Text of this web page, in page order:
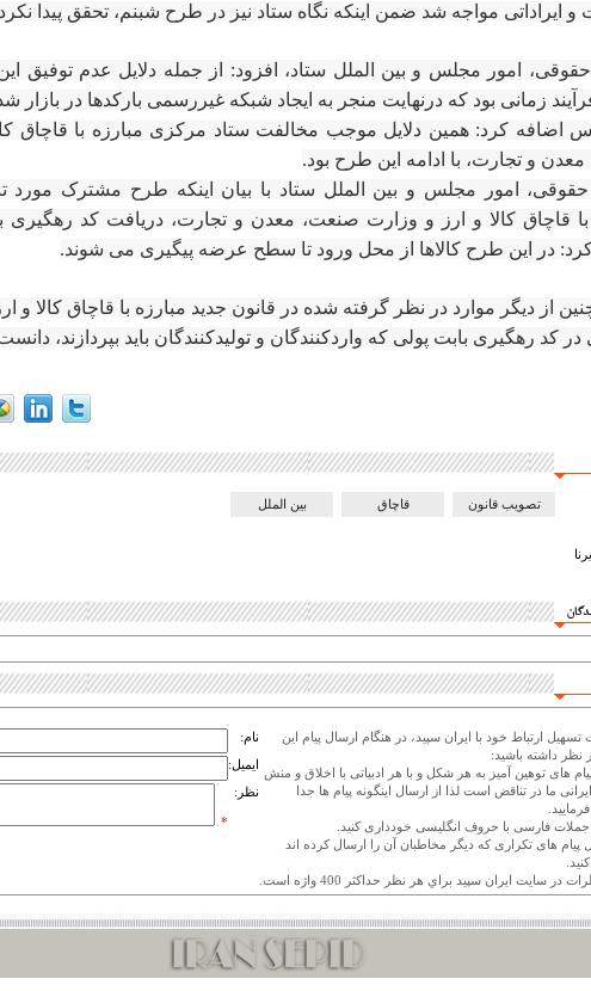
و ایراداتی مواجه شد ضمن اینکه نگاه ستاد نیز در طرح شبنم، تحقق پیدا
امور مجلس و بین الملل ستاد، افزود: از جمله دلایل عدم توفیق
زمانی بود که درنهایت منجر به ایجاد شبکه غیررسمی بارکدها در بازار
اضافه کرد: همین دلایل موجب مخالفت ستاد مرکزی مبارزه با قاچاق
و تجارت، با ادامه این طرح بود.
امور مجلس و بین الملل ستاد با بیان اینکه طرح مشترک مورد
با قاچاق کالا و ارز و وزارت صنعت، معدن و تجارت، دریافت کد رهگیری
در این طرح کالاها از محل ورود تا سطح عرضه پیگیری می شوند.
از دیگر موارد در نظر گرفته شده در قانون جدید مبارزه با قاچاق کالا و
در کد رهگیری بابت پولی که واردکنندگان و تولیدکنندگان باید بپردازند،
تصویب قانون قاچاق بین الملل
ارتباط خود با ایران سپید، در هنگام ارسال پیام این
نظر داشته باشید:
پیام های توهین آمیز به هر شکل و با هر ادبیاتی با اخلاق و منش
ما در تناقض است لذا از ارسال اینگونه پیام ها جدا
پیام های تکراری که دیگر مخاطبان آن را ارسال کرده اند
نام:
ایمیل:
نظر:
*